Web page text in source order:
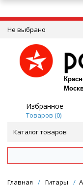
Не выбрано
Избранное
Товаров (0)
Каталог товаров
Главная / Гитары /